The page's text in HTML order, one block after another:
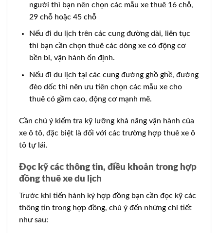
người thì bạn nên chọn các mẫu xe thuê 16 chỗ,
29 chỗ hoặc 45 chỗ
Nếu đi du lịch trên các cung đường dài, liên tục
thì bạn cần chọn thuê các dòng xe có động cơ
bền bỉ, vận hành ổn định.
Nếu đi du lịch tại các cung đường ghồ ghề, đường
đèo dốc thì nên ưu tiên chọn các mẫu xe cho
thuê có gầm cao, động cơ mạnh mẽ.
Cần chú ý kiểm tra kỹ lưỡng khả năng vận hành của
xe ô tô, đặc biệt là đối với các trường hợp thuê xe ô
tô tự lái.
Đọc kỹ các thông tin, điều khoản trong hợp
đồng thuê xe du lịch
Trước khi tiến hành ký hợp đồng bạn cần đọc kỹ các
thông tin trong hợp đồng, chú ý đến những chi tiết
như sau: